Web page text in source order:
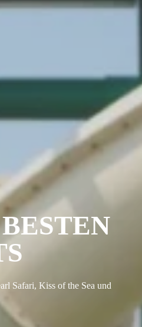
Safari, Kiss of the Sea und